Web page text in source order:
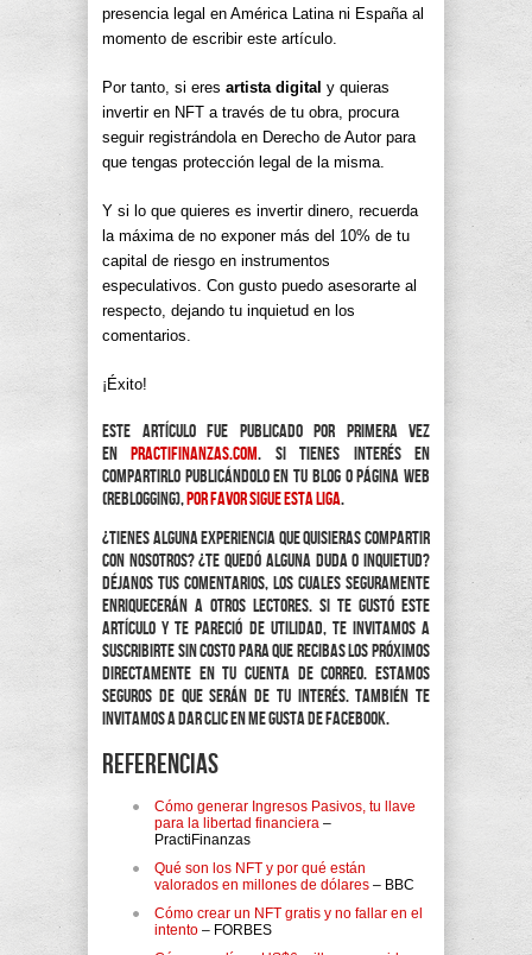
presencia legal en América Latina ni España al
momento de escribir este artículo.
Por tanto, si eres artista digital y quieras
invertir en NFT a través de tu obra, procura
seguir registrándola en Derecho de Autor para
que tengas protección legal de la misma.
Y si lo que quieres es invertir dinero, recuerda
la máxima de no exponer más del 10% de tu
capital de riesgo en instrumentos
especulativos. Con gusto puedo asesorarte al
respecto, dejando tu inquietud en los
comentarios.
¡Éxito!
Este artículo fue publicado por primera vez
enpractifinanzas.com. Si tienes interés en
compartirlo publicándolo en tu blog o página web
(reblogging),por favor sigue esta liga.
¿Tienes alguna experiencia que quisieras compartir
con nosotros? ¿Te quedó alguna duda o inquietud?
Déjanos tus comentarios, los cuales seguramente
enriquecerán a otros lectores. Si te gustó este
artículo y te pareció de utilidad, te invitamos a
suscribirte sin costo para que recibas los próximos
directamente en tu cuenta de correo. Estamos
seguros de que serán de tu interés. También te
invitamos a dar clic en Me Gusta de Facebook.
Referencias
Cómo generar Ingresos Pasivos, tu llave
para la libertad financiera –
PractiFinanzas
Qué son los NFT y por qué están
valorados en millones de dólares – BBC
Cómo crear un NFT gratis y no fallar en el
intento – FORBES